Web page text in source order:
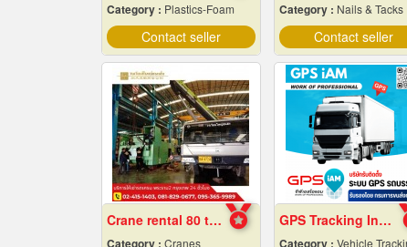
Category : Plastics-Foam
Contact seller
Category : Nails & Tacks
Contact seller
Crane rental 80 tons
Category : Cranes
GPS Tracking Installation for Trucks.
Category : Vehicle Tracking